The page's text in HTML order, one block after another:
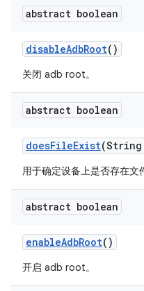
abstract boolean
disableAdbRoot()
关闭 adb root。
abstract boolean
doesFileExist
用于确定设备上是否存在文
abstract boolean
enableAdbRoot()
开启 adb root。